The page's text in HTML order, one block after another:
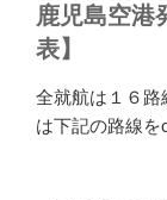
鹿児島空港
表】
全就航は１６
は下記の路線を